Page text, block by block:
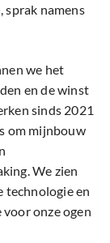
sprak namens
we het
en de winst
sinds 2021
om mijnbouw
We zien
technologie en
onze ogen